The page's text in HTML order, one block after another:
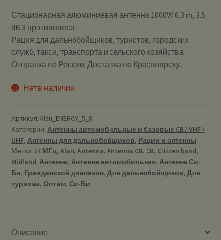
Стационарная алюминиевая антенна 1000W 6.3 m, 3.5
dB 3 противовеса.
Рация для дальнобойщиков, туристов, городских
служб, такси, транспорта и сельского хозяйства.
Отправка по России. Доставка по Красноярску.
Нет в наличии
Артикул: Alan_ENERGY_5_8
Категории: Антенны автомобильные и базовые CB / VHF /
UHF, Антенны для дальнобойщиков, Рации и антенны
Метки: 27 МГц, Alan, Antenna, Antenna CB, CB, Citizen band,
Midland, Антенна, Антенна автомобильная, Антенна Си-
Би, Гражданский диапазон, Для дальнобойщиков, Для
туризма, Оптим, Си-Би
Описание